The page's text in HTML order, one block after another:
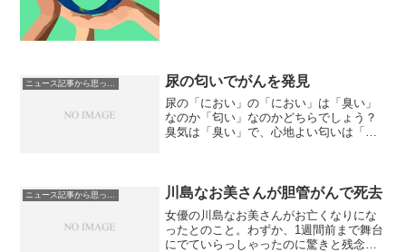
尿の匂いでがんを発見
尿の「におい」の「におい」は「臭い」
なのか「匂い」なのかどちらでしょう？
臭気は「臭い」で、心地よい匂いは「匂
「匂い」にしました。と、前置...
ニュース記事から思ったこと 川島なお美さんが胆管がんで死去
女優の川島なお美さんがお亡くなりにな
ったとのこと。わずか、1週間前まで舞台
にでていらっしゃったのに驚きと残念な